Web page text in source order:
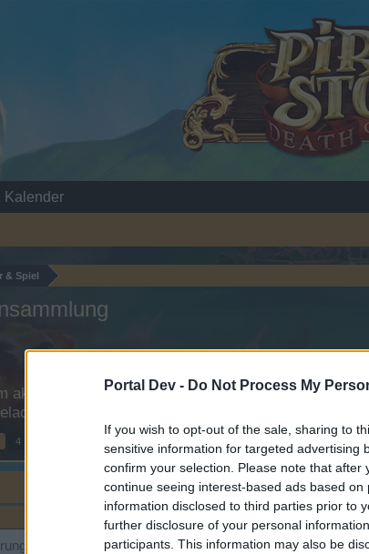
Portal Dev - Do Not Process My
If you wish to opt-out of the sale, sharing to
sensitive information for targeted advertising
confirm your selection. Please note that
continue seeing interest-based ads based
information disclosed to third parties prior to
further disclosure of your personal
participants. This information may also be
& Spiel
aktiv an den Gesprächen teilnehmen oder eigene
besitzt, bitte registriere Dich neu. Wir
4
Gruppenzugehörigkeit
Kalender